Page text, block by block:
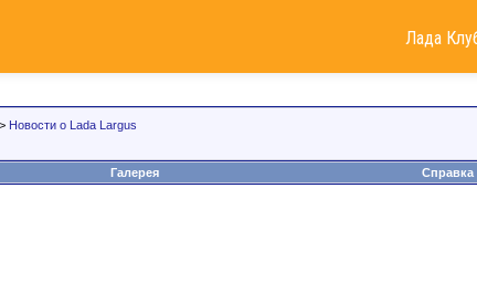
Лада
> Новости о Lada Largus
Галерея Справка